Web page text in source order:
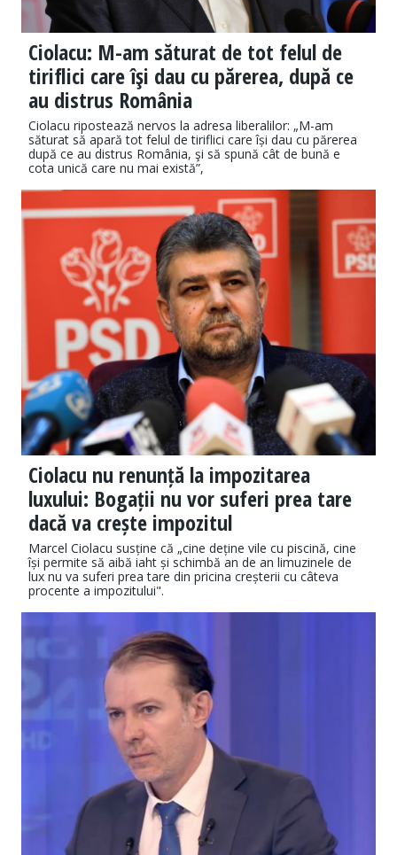
Ciolacu: M-am săturat de tot felul de
tiriflici care îşi dau cu părerea, după ce
au distrus România
Ciolacu ripostează nervos la adresa liberalilor: „M-am
săturat să apară tot felul de tiriflici care își dau cu părerea
după ce au distrus România, şi să spună cât de bună e
cota unică care nu mai există”,
Ciolacu nu renunță la impozitarea
luxului: Bogații nu vor suferi prea tare
dacă va crește impozitul
Marcel Ciolacu susține că „cine deține vile cu piscină, cine
își permite să aibă iaht și schimbă an de an limuzinele de
lux nu va suferi prea tare din pricina creșterii cu câteva
procente a impozitului".